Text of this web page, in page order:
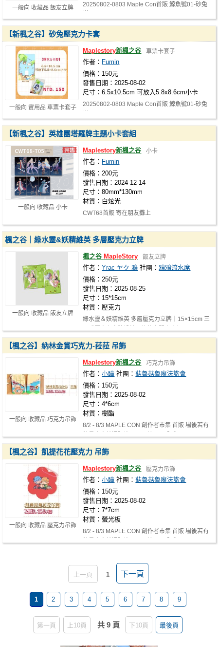
一般向 收藏品 飯友立牌
20250802-0803 Maple Con首販 鯨魚號01-砂兔
一般向 實用品 車票卡套子
【新楓之谷】砂兔壓克力卡套
Maplestory新楓之谷 車票卡套子
作者： Fumin
價格：150元
發售日期：2025-08-02
尺寸：6.5x10.5cm 可放入5.8x8.6cm小卡
20250802-0803 Maple Con首販 鯨魚號01-砂兔
一般向 收藏品 小卡
【新楓之谷】英雄團塔羅牌主題小卡套組
Maplestory新楓之谷 小卡
作者： Fumin
價格：200元
發售日期：2024-12-14
尺寸：80mm*130mm
材質：白炫光
CWT68首販 寄在朋友攤上
一般向 收藏品 飯友立牌
楓之谷｜綠水靈&妖精維英 多層壓克力立牌
楓之谷 MapleStory 飯友立牌
作者：Yrac ヤク 鴉 社團：鴉鴉流水席
價格：250元
發售日期：2025-08-25
尺寸：15*15cm
材質：壓克力
綠水靈＆妖精維英 多層壓克力立牌｜15×15cm 三
一般向 收藏品 巧克力吊飾
【楓之谷】納林金賞巧克力-菈菈 吊飾
Maplestory新楓之谷 巧克力吊飾
作者：小瞳 社團：菇魯菇魯魔法諧會
價格：150元
發售日期：2025-08-02
尺寸：4*6cm
材質：樹酯
8/2 - 8/3 MAPLE CON 創作者市集 首販 場後若有
一般向 收藏品 壓克力吊飾
【楓之谷】凱提花花壓克力 吊飾
Maplestory新楓之谷 壓克力吊飾
作者：小瞳 社團：菇魯菇魯魔法諧會
價格：150元
發售日期：2025-08-02
尺寸：7*7cm
材質：螢光板
8/2 - 8/3 MAPLE CON 創作者市集 首販 場後若有
上一頁 1 下一頁
1 2 3 4 5 6 7 8 9
第一頁 上10頁 共 9 頁 下10頁 最後頁